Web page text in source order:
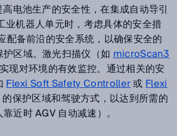
电池生产的安全性，在集成自动导引
业机器人单元时，考虑具体的安全措
配备前沿的安全系统，以确保安全的
区域。激光扫描仪（如microScan3
现对环境的有效监控。通过相关的安
Flexi Soft Safety Controller或Flexi
保护区域和驾驶方式，以达到所需的
近时 AGV 自动减速）。